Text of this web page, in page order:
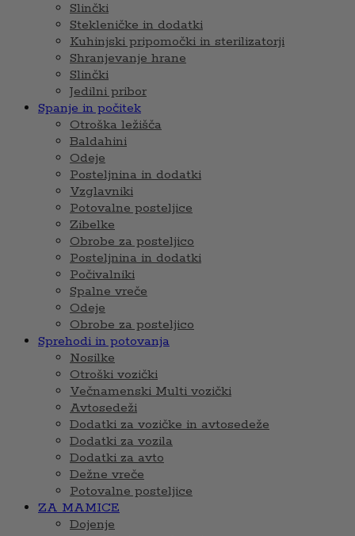
Slinčki
Stekleničke in dodatki
Kuhinjski pripomočki in sterilizatorji
Shranjevanje hrane
Slinčki
Jedilni pribor
Spanje in počitek
Otroška ležišča
Baldahini
Odeje
Posteljnina in dodatki
Vzglavniki
Potovalne posteljice
Zibelke
Obrobe za posteljico
Posteljnina in dodatki
Počivalniki
Spalne vreče
Odeje
Obrobe za posteljico
Sprehodi in potovanja
Nosilke
Otroški vozički
Večnamenski Multi vozički
Avtosedeži
Dodatki za vozičke in avtosedeže
Dodatki za vozila
Dodatki za avto
Dežne vreče
Potovalne posteljice
ZA MAMICE
Dojenje